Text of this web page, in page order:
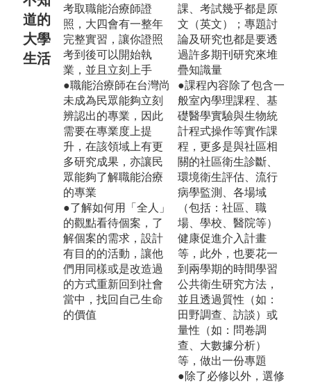
道的
大學
生活
考取職能治療師證
照，大四會有一整年
完整實習，讓你證照
考到後可以開始執
業，並且立刻上手
●職能治療師在台灣尚
未成為民眾能夠立刻
辨認出的專業，因此
需要在專業度上提
升，在該領域上有更
多研究成果，亦讓民
眾能夠了解職能治療
的專業
●了解如何用「全人」
的觀點看待個案，了
解個案的需求，設計
有目的的活動，讓他
們用同樣或是改造過
的方式重新回到社會
當中，找回自己生命
的價值
課、考試幾乎都是原
文（英文）；專題討
論及研究也都是要透
過許多期刊研究來堆
疊知識量
●課程內容除了包含一
般室內學理課程、基
礎醫學實驗與生物統
計程式操作等實作課
程，更多是與社區相
關的社區衛生診斷、
環境衛生評估、流行
病學監測、各場域
（包括：社區、職
場、學校、醫院等）
健康促進介入計畫
等，此外，也要花一
到兩學期的時間學習
公共衛生研究方法，
並且透過質性（如：
田野調查、訪談）或
量性（如：問卷調
查、大數據分析）
等，做出一份專題
●除了必修以外，選修